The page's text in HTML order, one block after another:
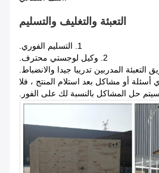
التعبئة والتغليف والتسليم
1. التسليم الفوري.
2. وكيل لوجستي محترف.
أسئلة أو مشاكل بعد استلام المنتج ، فلا
حل المشاكل بالنسبة لك على الفور.